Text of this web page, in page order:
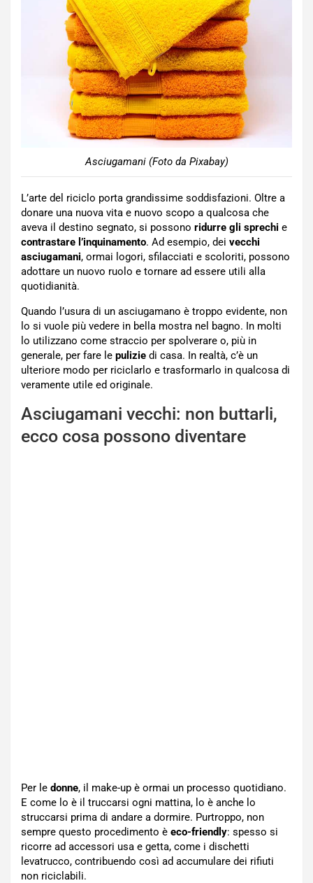
Asciugamani (Foto da Pixabay)
L’arte del riciclo porta grandissime soddisfazioni. Oltre a
donare una nuova vita e nuovo scopo a qualcosa che
aveva il destino segnato, si possono ridurre gli sprechi e
contrastare l’inquinamento. Ad esempio, dei vecchi
asciugamani, ormai logori, sfilacciati e scoloriti, possono
adottare un nuovo ruolo e tornare ad essere utili alla
quotidianità.
Quando l’usura di un asciugamano è troppo evidente, non
lo si vuole più vedere in bella mostra nel bagno. In molti
lo utilizzano come straccio per spolverare o, più in
generale, per fare le pulizie di casa. In realtà, c’è un
ulteriore modo per riciclarlo e trasformarlo in qualcosa di
veramente utile ed originale.
Asciugamani vecchi: non buttarli,
ecco cosa possono diventare
Per le donne, il make-up è ormai un processo quotidiano.
E come lo è il truccarsi ogni mattina, lo è anche lo
struccarsi prima di andare a dormire. Purtroppo, non
sempre questo procedimento è eco-friendly: spesso si
ricorre ad accessori usa e getta, come i dischetti
levatrucco, contribuendo così ad accumulare dei rifiuti
non riciclabili.